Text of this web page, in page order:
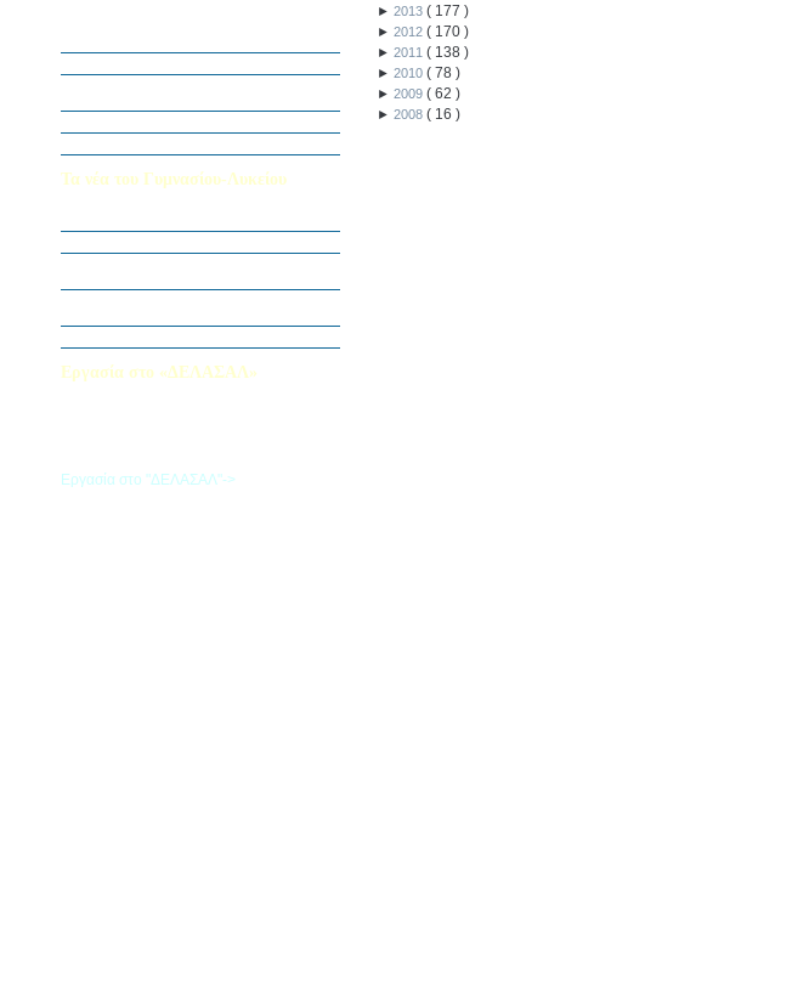
Τα νέα του Γυμνασίου-Λυκείου
Εργασία στο «ΔΕΛΑΣΑΛ»
Εργασία στο "ΔΕΛΑΣΑΛ"->
► 2013 ( 177 )
► 2012 ( 170 )
► 2011 ( 138 )
► 2010 ( 78 )
► 2009 ( 62 )
► 2008 ( 16 )